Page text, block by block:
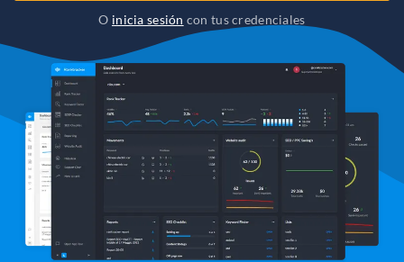
O inicia sesión con tus credenciales